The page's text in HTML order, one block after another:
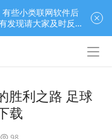
胜利之路 足球
载
些小类联网软件后
发现请大家及时反
应用下载社区！